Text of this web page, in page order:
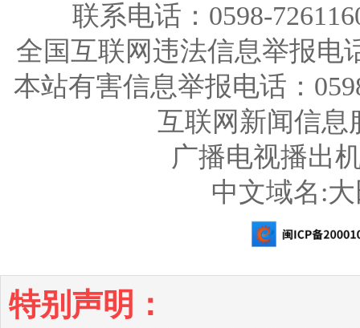
联系电话：0598-
全国互联网违法信息举报电
本站有害信息举报电话：
互联网新闻信息
广播电视播出
中文域名:
特别声明：